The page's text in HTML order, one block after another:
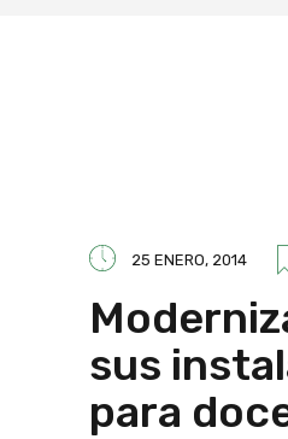
25 ENERO, 2014
sus
para